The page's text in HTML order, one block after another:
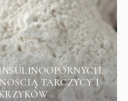
TARCZYCY I